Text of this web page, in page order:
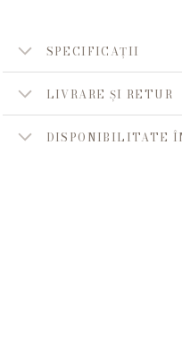
SPECIFICAȚII
LIVRARE ȘI RETUR
DISPONIBILITATE